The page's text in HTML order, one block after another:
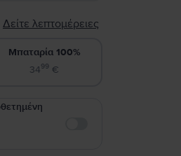
Δείτε λεπτομέρειες
Μπαταρία 100%
3499 €